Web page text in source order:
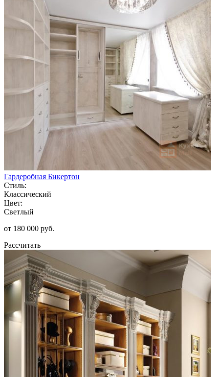
Гардеробная Бикертон
Стиль:
Классический
Цвет:
Светлый
от 180 000 руб.
Рассчитать